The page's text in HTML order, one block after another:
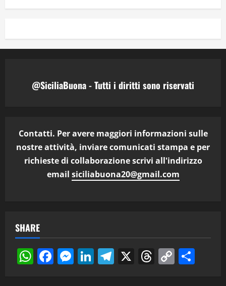
@SiciliaBuona - Tutti i diritti sono riservati
Contatti. Per avere maggiori informazioni sulle
nostre attività, inviare comunicati stampa e per
richieste di collaborazione scrivi all'indirizzo
email siciliabuona20@gmail.com
SHARE
WhatsApp
Facebook
Messenger
LinkedIn
Telegram
X Threads
Copy